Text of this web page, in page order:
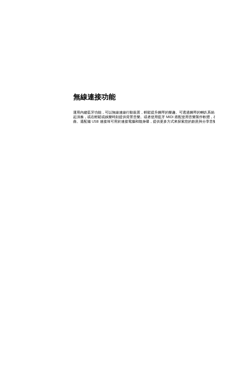
無線連接功能
運用內建藍牙功能，可以無線連線行動裝置，輕鬆提升鋼琴的樂趣。可透過鋼琴的喇叭系統串流
起演奏，或在輕鬆或娛樂時刻提供背景音樂。或者使用藍牙 MIDI 搭配使用音樂製作軟體，在 GP-
曲。還配備 USB 連接埠可用於連接電腦和隨身碟，提供更多方式來探索您的創意與分享音樂。